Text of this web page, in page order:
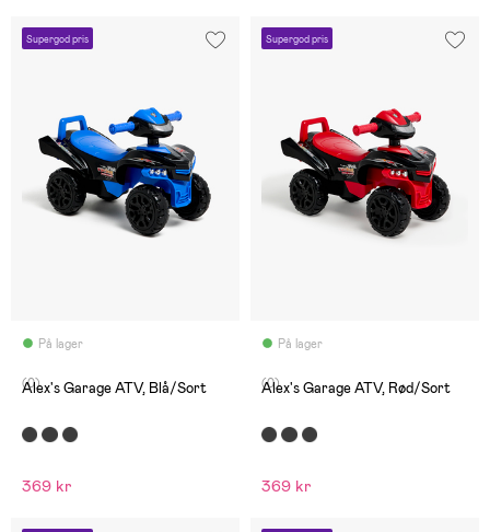
Supergod pris
På lager
(0)
Alex's Garage ATV, Blå/Sort
369 kr
Supergod pris
På lager
(0)
Alex's Garage ATV, Rød/Sort
369 kr